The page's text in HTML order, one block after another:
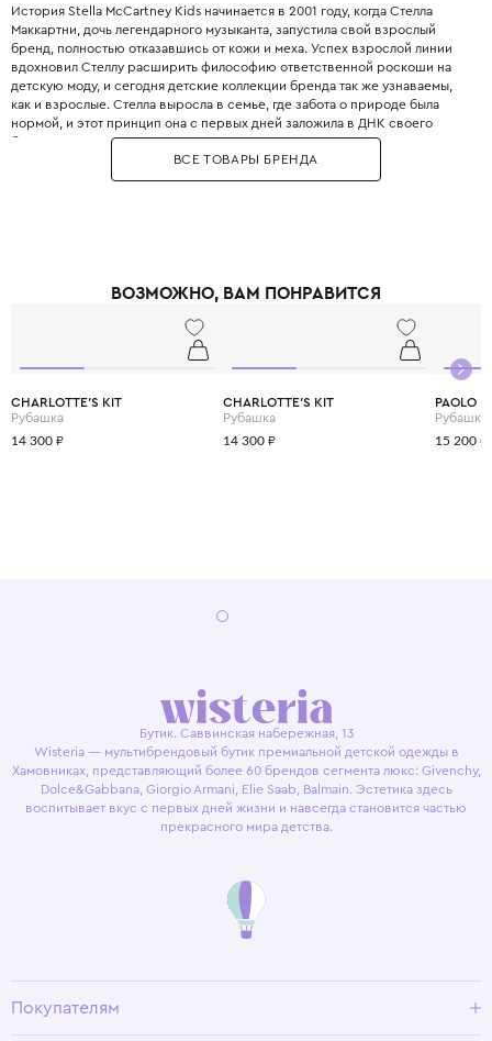
История Stella McCartney Kids начинается в 2001 году, когда Стелла
Маккартни, дочь легендарного музыканта, запустила свой взрослый
бренд, полностью отказавшись от кожи и меха. Успех взрослой линии
вдохновил Стеллу расширить философию ответственной роскоши на
детскую моду, и сегодня детские коллекции бренда так же узнаваемы,
как и взрослые. Стелла выросла в семье, где забота о природе была
нормой, и этот принцип она с первых дней заложила в ДНК своего
бренда. Бренд использует только инновационные экологичные
материалы: органический хлопок, переработанный полиэстер, вискозу
из вторичного сырья и запатентованные веганские материалы. Яркие
принципам slow fashion: каждая вещь остаётся актуальной не один
ВСЕ ТОВАРЫ БРЕНДА
ВОЗМОЖНО, ВАМ ПОНРАВИТСЯ
CHARLOTTE'S KIT
Рубашка
14 300 ₽
CHARLOTTE'S KIT
Рубашка
14 300 ₽
PAOLO
Рубашка
15 200 ₽
Бутик. Саввинская набережная, 13
Wisteria — мультибрендовый бутик премиальной детской одежды в
Хамовниках, представляющий более 60 брендов сегмента люкс: Givenchy,
Dolce&Gabbana, Giorgio Armani, Elie Saab, Balmain. Эстетика здесь
воспитывает вкус с первых дней жизни и навсегда становится частью
прекрасного мира детства.
Покупателям